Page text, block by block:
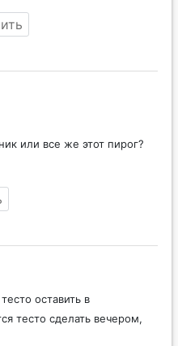
или все же этот пирог?
оставить в
тесто сделать вечером,